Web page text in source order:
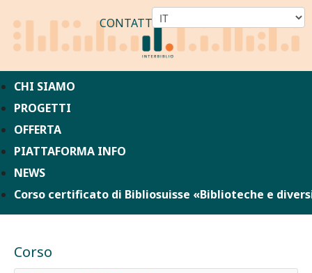
CONTATTO
CHI SIAMO
PROGETTI
OFFERTA
PIATTAFORMA INFO
NEWS
Corso certificato di Bibliosuisse «Biblioteche e
Corso